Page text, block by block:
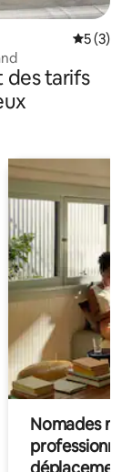
5 (3)
des tarifs
Nomades
déplacement